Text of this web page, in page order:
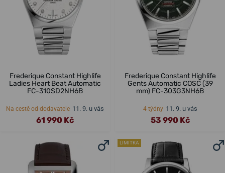
Frederique Constant Highlife
Ladies Heart Beat Automatic
FC-310SD2NH6B
Na cestě od dodavatele 11. 9. u vás
61 990 Kč
Frederique Constant Highlife
Gents Automatic COSC (39
mm) FC-303G3NH6B
4 týdny 11. 9. u vás
53 990 Kč
LIMITKA